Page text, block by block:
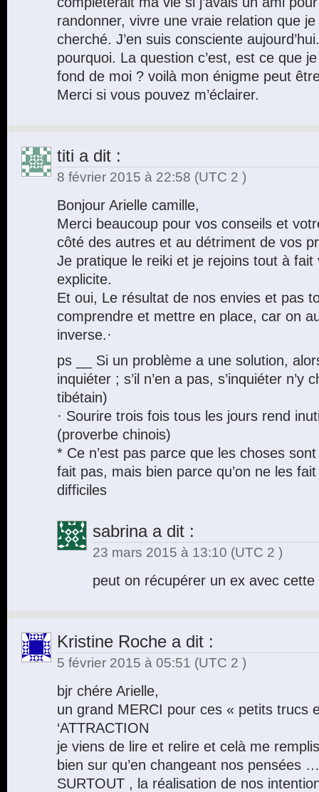
randonner, vivre une vraie relation que je
cherché. J’en suis consciente
pourquoi. La question c’est, est ce que
fond de moi ? voilà mon énigme peut
Merci si vous pouvez m’éclairer.
titi a dit :
8 février 2015 à 22:58 (UTC 2 )
Bonjour Arielle camille,
Merci beaucoup pour vos conseils et
côté des autres et au détriment de vos
Je pratique le reiki et je rejoins tout à fait
explicite.
Et oui, Le résultat de nos envies et pas
comprendre et mettre en place, car on
inverse.·
ps __ Si un problème a une solution,
inquiéter ; s’il n’en a pas, s’inquiéter n’y
tibétain)
· Sourire trois fois tous les jours rend
(proverbe chinois)
* Ce n’est pas parce que les choses
fait pas, mais bien parce qu’on ne les fait
difficiles
sabrinaa dit :
23 mars 2015 à 13:10 (UTC 2 )
peut on récupérer un ex avec
Kristine Roche a dit :
5 février 2015 à 05:51 (UTC 2 )
bjr chére Arielle,
un grand MERCI pour ces « petits trucs
‘ATTRACTION
je viens de lire et relire et celà me
bien sur qu’en changeant nos pensées
SURTOUT , la réalisation de nos